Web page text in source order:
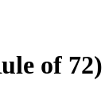
of 72)